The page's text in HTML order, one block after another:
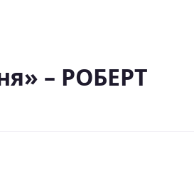
– РОБЕРТ